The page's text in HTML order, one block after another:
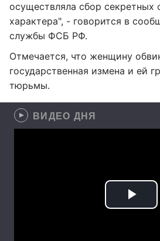
осуществляла сбор секретных
характера", - говорится в
службы ФСБ РФ.
Отмечается, что женщину
государственная измена и ей
тюрьмы.
ВИДЕО ДНЯ